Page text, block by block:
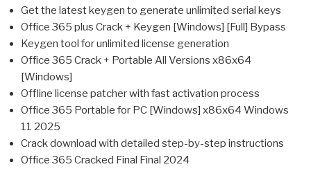
Get the latest keygen to generate unlimited serial keys
Office 365 plus Crack + Keygen [Windows] [Full] Bypass
Keygen tool for unlimited license generation
Office 365 Crack + Portable All Versions x86x64
[Windows]
Offline license patcher with fast activation process
Office 365 Portable for PC [Windows] x86x64 Windows
11 2025
Crack download with detailed step-by-step instructions
Office 365 Cracked Final Final 2024